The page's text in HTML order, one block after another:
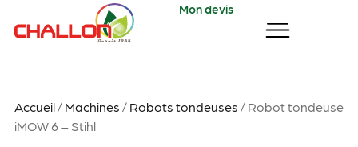
Mon devis
Accueil/ Machines / Robots tondeuses / Robot tondeuse
iMOW 6 – Stihl